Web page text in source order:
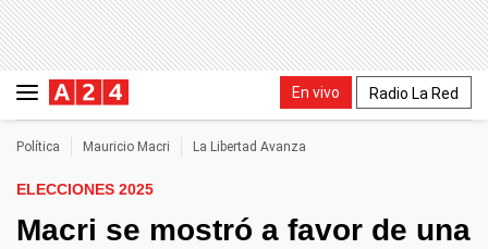
En vivo Radio La Red
Política Mauricio Macri La Libertad Avanza
ELECCIONES 2025
Macri se mostró a favor de una